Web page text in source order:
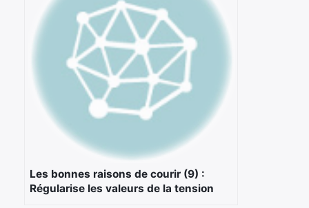
Les bonnes raisons de courir (9) :
Régularise les valeurs de la tension
Rechercher